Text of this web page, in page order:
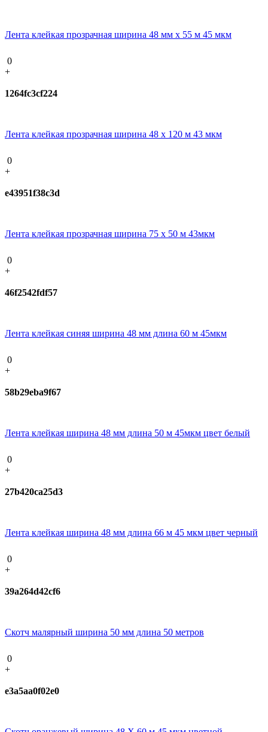
Лента клейкая прозрачная ширина 48 мм х 55 м 45 мкм
0
+
1264fc3cf224
Лента клейкая прозрачная ширина 48 х 120 м 43 мкм
0
+
e43951f38c3d
Лента клейкая прозрачная ширина 75 х 50 м 43мкм
0
+
46f2542fdf57
Лента клейкая синяя ширина 48 мм длина 60 м 45мкм
0
+
58b29eba9f67
Лента клейкая ширина 48 мм длина 50 м 45мкм цвет белый
0
+
27b420ca25d3
Лента клейкая ширина 48 мм длина 66 м 45 мкм цвет черный
0
+
39a264d42cf6
Скотч малярный ширина 50 мм длина 50 метров
0
+
e3a5aa0f02e0